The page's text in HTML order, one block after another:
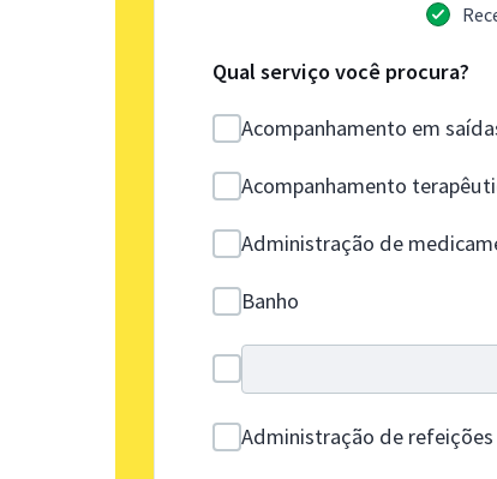
Qual serviço você procura?
Acompanhamento em
Acompanhamento
Administração de
Banho
Administração de refeições